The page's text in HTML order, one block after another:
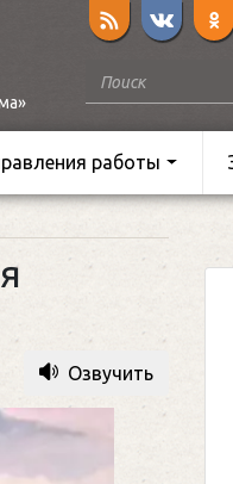
работы
Озвучить